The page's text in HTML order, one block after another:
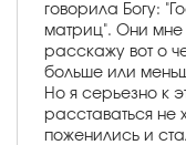
говорила Богу:
матриц". Они мне
расскажу вот о
больше или
Но я серьезно к
расставаться не
поженились и